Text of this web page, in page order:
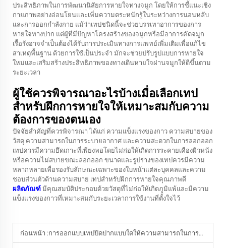
ประสิทธิภาพในการพัฒนานิสัยการหายใจทางจมูก โดยให้การชี้แนะเชิง
กายภาพอย่างอ่อนโยนและเพิ่มความตระหนักรู้ในระหว่างการนอนหลับ
และการออกกำลังกาย แม้ว่าเทปชนิดนี้จะช่วยบรรเทาอาการของการ
หายใจทางปาก แต่ผู้ที่มีปัญหาโครงสร้างของจมูกหรือมีอาการคัดจมูก
เรื้อรังอาจจำเป็นต้องได้รับการประเมินทางการแพทย์เพิ่มเติมเพื่อแก้ไข
สาเหตุพื้นฐาน ด้วยการใช้เป็นประจำ มักจะช่วยปรับรูปแบบการหายใจ
ใหม่และเสริมสร้างประสิทธิภาพของทางเดินหายใจผ่านจมูกให้ดีขึ้นตาม
ระยะเวลา
ผู้ใช้ควรพิจารณาอะไรบ้างเมื่อเลือกเทป
สำหรับฝึกการหายใจให้เหมาะสมกับความ
ต้องการของตนเอง
ปัจจัยสำคัญที่ควรพิจารณา ได้แก่ ความแข็งแรงของกาว ความสบายของ
วัสดุ ความสามารถในการระบายอากาศ และความสะดวกในการลอกออก
เทปควรมีความยึดเกาะที่เพียงพอโดยไม่ก่อให้เกิดการระคายเคืองผิวหนัง
หรือความไม่สบายขณะลอกออก ขนาดและรูปร่างของเทปควรมีความ
หลากหลายเพื่อรองรับลักษณะเฉพาะของใบหน้าแต่ละบุคคลและความ
ชอบส่วนตัวด้านความสบาย เทปสำหรับฝึกการหายใจคุณภาพดี
ผลิตภัณฑ์มีคุณสมบัติประกอบด้วยวัสดุที่ไม่ก่อให้เกิดภูมิแพ้และมีความ
แข็งแรงของกาวที่เหมาะสมกับระยะเวลาการใช้งานที่ตั้งใจไว้
ก่อนหน้า :การออกแบบเทปปิดปากแบบใดให้ความสามารถในการระบายอากาศได้ดีที่สุด เพื่อความสบายระหว่างการใช้งานต่อเนื่องในเวลากลางคืน?